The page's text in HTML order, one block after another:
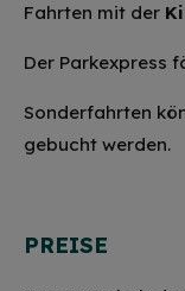
Fahrten mit der
Der Parkexpress
Sonderfahrten
gebucht werden.
PREISE